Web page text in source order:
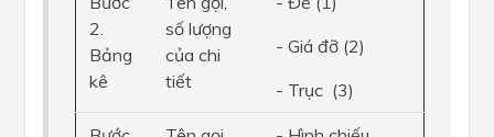
2.
Bảng
kê
số lượng
của chi
tiết
- Giá đỡ (2)
- Trục (3)